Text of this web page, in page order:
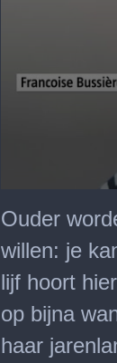
seconds
of
minutes,
seconds
Ouder
willen: je
lijf hoort
op bijna
haar